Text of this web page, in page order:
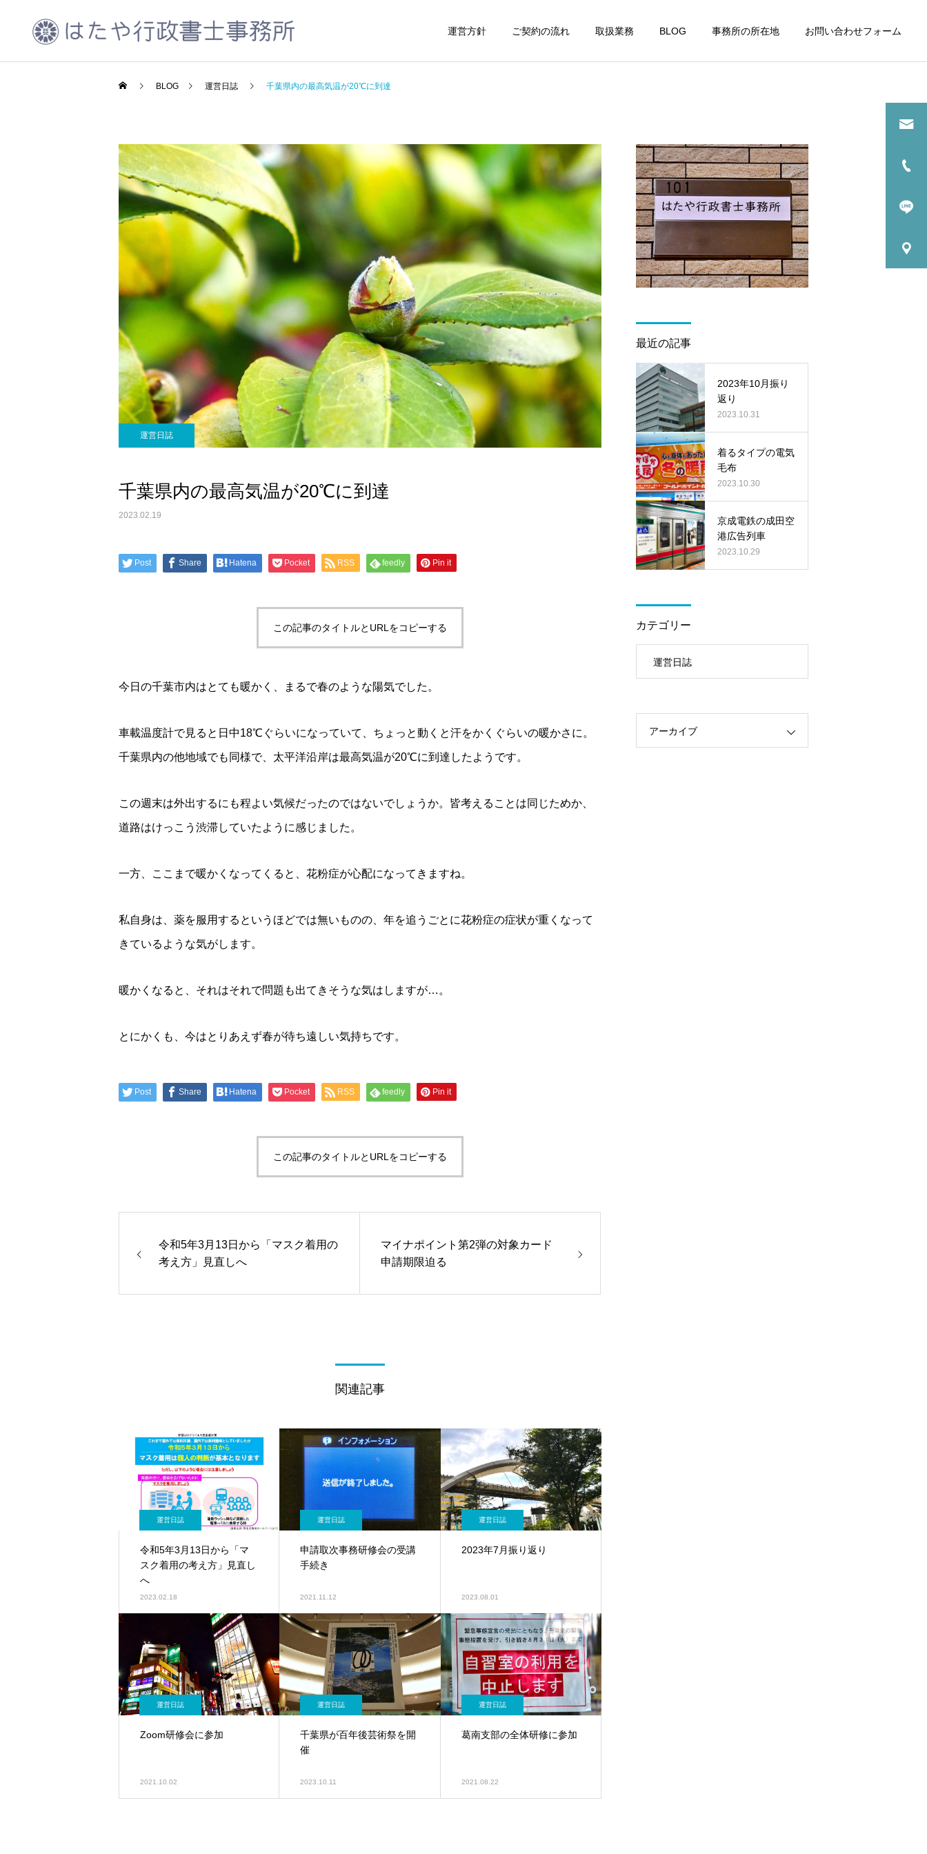
運営方針 ご契約の流れ 取扱業務 BLOG 事務所の所在地 お問い合わせフォーム
CCUS代行申請 建設業許可申請 産廃業務許可申請 古物商許可申請
会社設立 車庫証明書の申請代行
ちば中小企業生産性向
上・設備投資補助金
運営日誌
2023年10月振り返り
運営日誌
着るタイプの電気毛布
京成電鉄の成田空港広告列
運営日誌
整備工事が進む浜松町駅周
辺
当事務所隣のタイムズカー
が車両更新
BLOG 運営日誌 千葉県内の最高気温が20℃に到達
運営日誌
千葉県内の最高気温が20℃に到達
2023.02.19
Post Share Hatena Pocket RSS feedly Pin it
この記事のタイトルとURLをコピーする
今日の千葉市内はとても暖かく、まるで春のような陽気でした。
車載温度計で見ると日中18℃ぐらいになっていて、ちょっと動くと汗をかくぐらいの暖かさに。
千葉県内の他地域でも同様で、太平洋沿岸は最高気温が20℃に到達したようです。
この週末は外出するにも程よい気候だったのではないでしょうか。皆考えることは同じためか、
道路はけっこう渋滞していたように感じました。
一方、ここまで暖かくなってくると、花粉症が心配になってきますね。
私自身は、薬を服用するというほどでは無いものの、年を追うごとに花粉症の症状が重くなって
きているような気がします。
暖かくなると、それはそれで問題も出てきそうな気はしますが…。
とにかくも、今はとりあえず春が待ち遠しい気持ちです。
Post Share Hatena Pocket RSS feedly Pin it
この記事のタイトルとURLをコピーする
令和5年3月13日から「マスク着用の
考え方」見直しへ
マイナポイント第2弾の対象カード
申請期限迫る
関連記事
運営日誌
令和5年3月13日から「マ
スク着用の考え方」見直し
へ
2023.02.18
運営日誌
申請取次事務研修会の受講
手続き
2021.11.12
運営日誌
2023年7月振り返り
2023.08.01
運営日誌
Zoom研修会に参加
2021.10.02
運営日誌
千葉県が百年後芸術祭を開
催
2023.10.11
運営日誌
葛南支部の全体研修に参加
2021.08.22
最近の記事
2023年10月振り
返り
2023.10.31
着るタイプの電気
毛布
2023.10.30
京成電鉄の成田空
港広告列車
2023.10.29
カテゴリー
運営日誌
アーカイブ